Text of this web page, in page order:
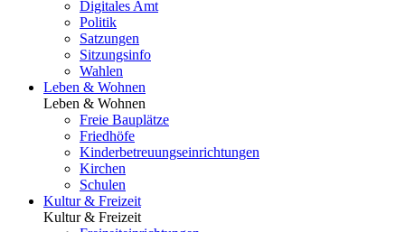
Digitales Amt
Politik
Satzungen
Sitzungsinfo
Wahlen
Leben & Wohnen
Leben & Wohnen
Freie Bauplätze
Friedhöfe
Kinderbetreuungseinrichtungen
Kirchen
Schulen
Kultur & Freizeit
Kultur & Freizeit